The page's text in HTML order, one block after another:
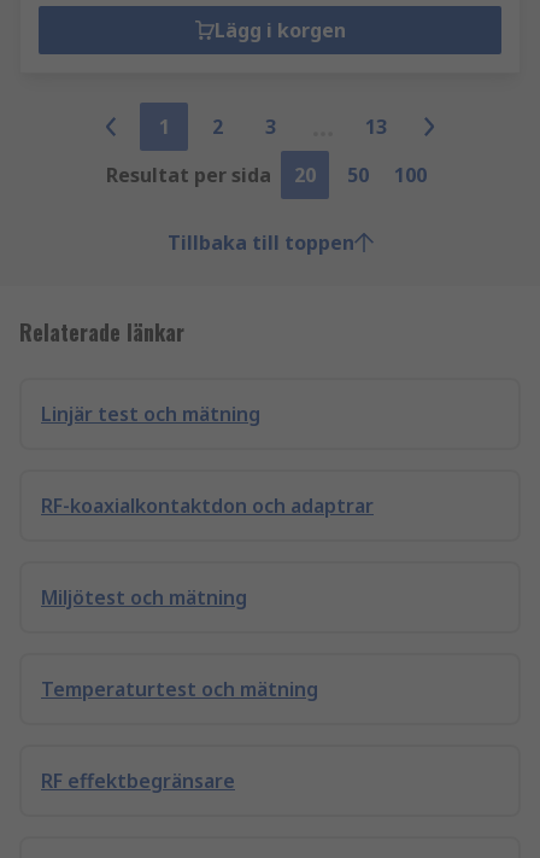
Lägg i korgen
1 2 3
13
Resultat per sida
20 50 100
Tillbaka till toppen
Relaterade länkar
Linjär test och mätning
RF-koaxialkontaktdon och adaptrar
Miljötest och mätning
Temperaturtest och mätning
RF effektbegränsare